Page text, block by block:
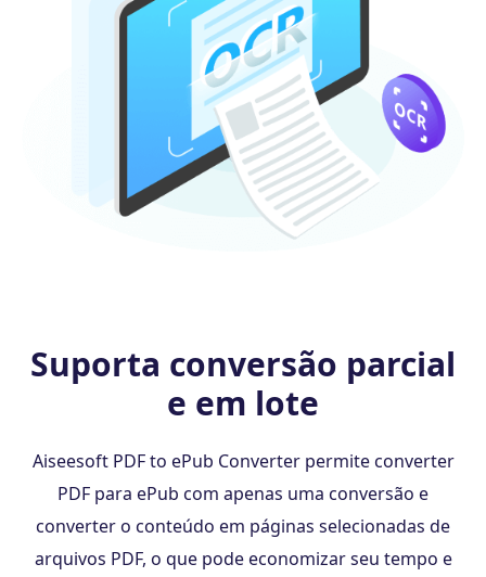
Suporta conversão parcial
e em lote
Aiseesoft PDF to ePub Converter permite converter
PDF para ePub com apenas uma conversão e
converter o conteúdo em páginas selecionadas de
arquivos PDF, o que pode economizar seu tempo e